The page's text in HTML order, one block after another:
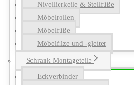
Nivellierkeile & Stellfüße
Möbelrollen
Möbelfüße
Möbelfilze und -gleiter
Schrank Montageteile
Eckverbinder